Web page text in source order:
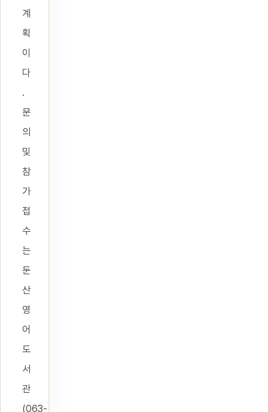
계
획
이
다
.
문
의
및
참
가
접
수
는
둔
산
영
어
도
서
관
(063-